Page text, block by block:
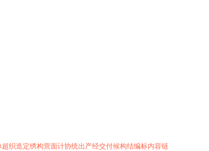
织造定绣构营面计协统出产经交付候构结编标内容链